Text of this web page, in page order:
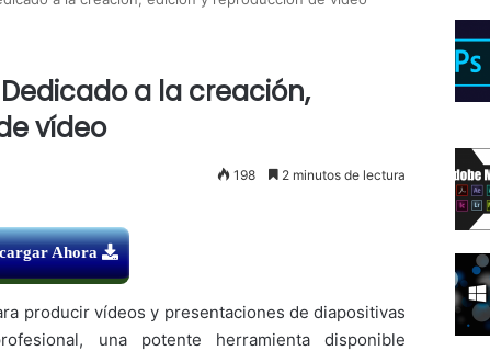
Dedicado a la creación,
vídeo
198 2 minutos de lectura
Ahora
producir vídeos y presentaciones de diapositivas
una potente herramienta disponible